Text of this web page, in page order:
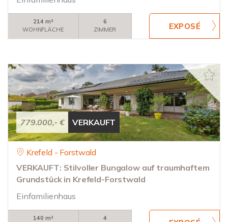
214 m²
WOHNFLÄCHE
6
ZIMMER
779.000,- € VERKAUFT
Krefeld - Forstwald
VERKAUFT: Stilvoller Bungalow auf traumhaftem
Grundstück in Krefeld-Forstwald
Einfamilienhaus
140 m²
4